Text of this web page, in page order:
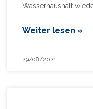
Wasserhaushalt
Weiter lesen »
29/08/2021